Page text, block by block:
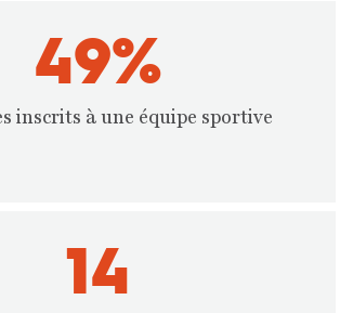
49%
inscrits à une équipe sportive
14